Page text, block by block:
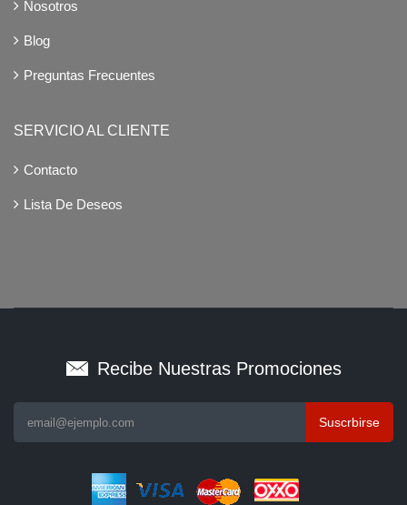
Nosotros
Blog
Preguntas Frecuentes
SERVICIO AL CLIENTE
Contacto
Lista De Deseos
Recibe Nuestras Promociones
Suscrbirse